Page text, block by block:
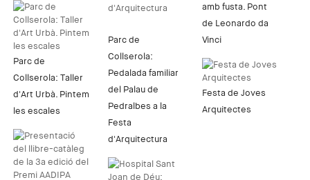
Parc de
Collserola: Taller
d'Art Urbà. Pintem
les escales
Parc de
Collserola:
Pedalada familiar
del Palau de
Pedralbes a la
Festa
d'Arquitectura
amb fusta. Pont
de Leonardo da
Vinci
Festa de Joves
Arquitectes